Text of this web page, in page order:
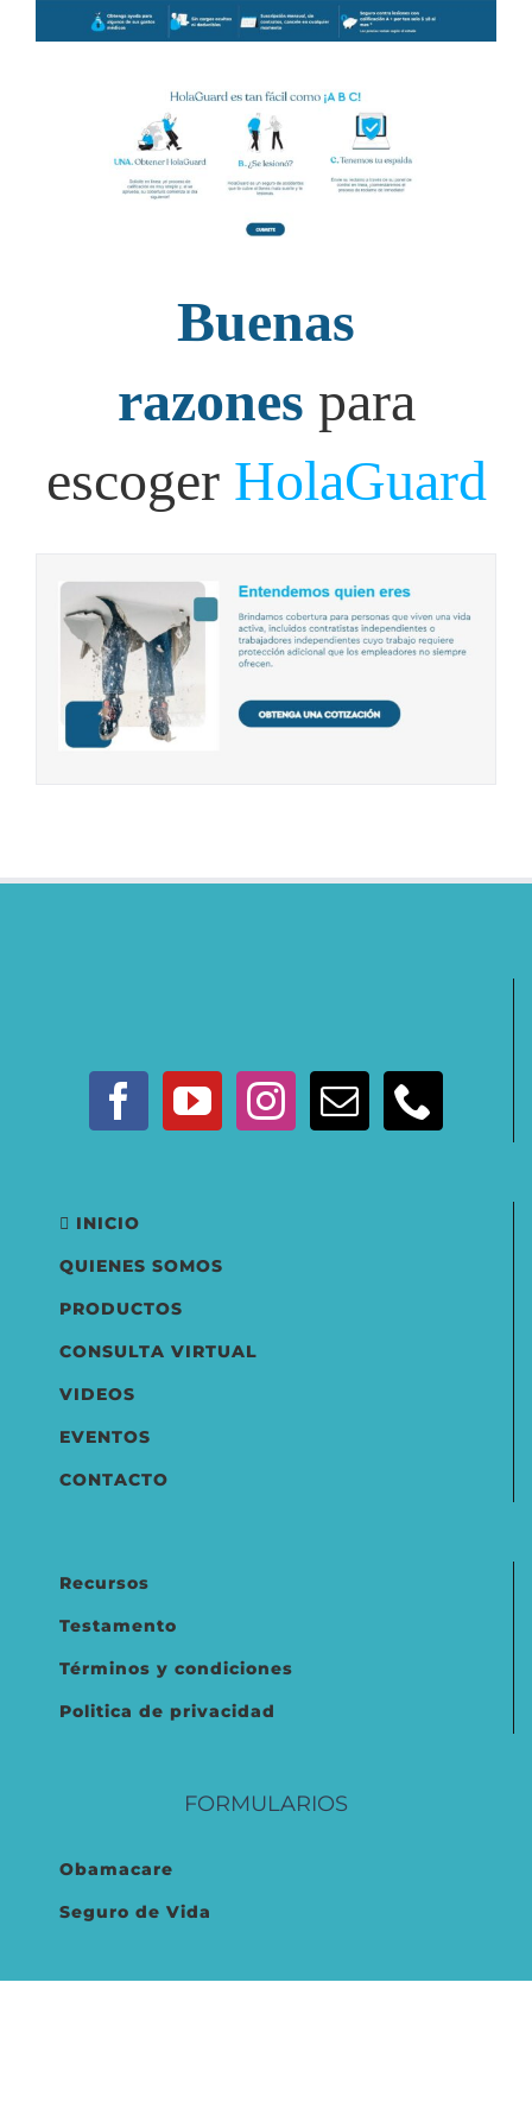
Buenas
razones para
escoger HolaGuard
INICIO
QUIENES SOMOS
PRODUCTOS
CONSULTA VIRTUAL
VIDEOS
EVENTOS
CONTACTO
Recursos
Testamento
Términos y condiciones
Politica de privacidad
FORMULARIOS
Obamacare
Seguro de Vida